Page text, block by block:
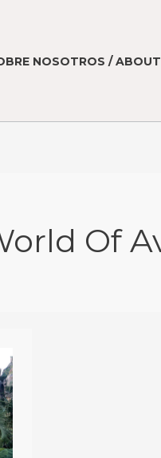
NOSOTROS /
Of